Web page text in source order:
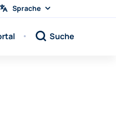
Sprache
Sprache
Suche